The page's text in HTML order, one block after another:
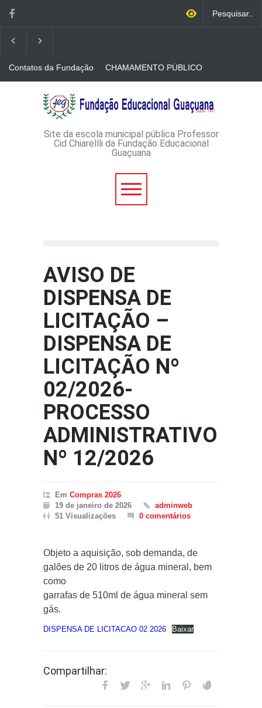
Contatos da Fundação
CHAMAMENTO PÚBLICO
CREDENCIAMENTO DE
IMPRESSOS
AVISO DE DISPENSA DE
LICITAÇÃO - DISPENSA DE
LICITAÇÃO Nº 53/2026-
ADMINISTRATIVO Nº
Site da escola municipal pública Professor
Cid Chiarellli da Fundação Educacional
Guaçuana
AVISO DE
DISPENSA DE
LICITAÇÃO –
DISPENSA DE
LICITAÇÃO Nº
02/2026-
PROCESSO
ADMINISTRATIVO
Nº 12/2026
Em Compras 2026
19 de janeiro de 2026
adminweb
51 Visualizações
0 comentários
Objeto a aquisição, sob demanda, de
galões de 20 litros de água mineral, bem
como
garrafas de 510ml de água mineral sem
gás.
DISPENSA DE LICITACAO 02 2026 Baixar
Compartilhar: